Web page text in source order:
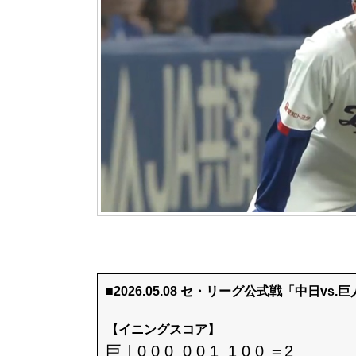
■2026.05.08 セ・リーグ公式戦「中日vs.巨
【イニングスコア】
巨｜0 0 0 0 0 1 1 0 0 ＝2